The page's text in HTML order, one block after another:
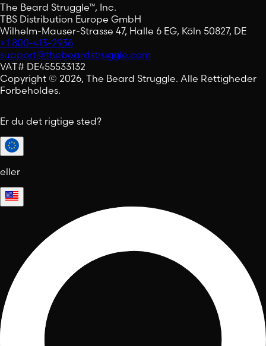
The Beard Struggle™, Inc.
TBS Distribution Europe GmbH
Wilhelm-Mauser-Strasse 47, Halle 6 EG, Köln 50827, DE
+1 800-413-2936
support@thebeardstruggle.com
VAT# DE455533132
Copyright © 2026, The Beard Struggle. Alle Rettigheder
Forbeholdes.
Er du det rigtige sted?
eller